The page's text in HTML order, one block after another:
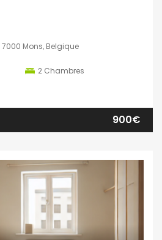
Mons, Belgique
2 Chambres
900€